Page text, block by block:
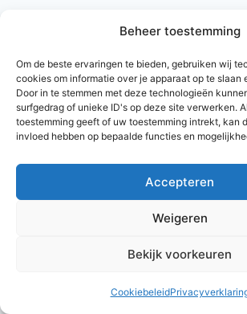
Beheer toestemming
Om de beste ervaringen te bieden, gebruiken wij
cookies om informatie over je apparaat op te slaan
Door in te stemmen met deze technologieën
surfgedrag of unieke ID's op deze site verwerken.
toestemming geeft of uw toestemming intrekt, kan
invloed hebben op bepaalde functies en
Accepteren
Weigeren
Bekijk voorkeuren
Cookiebeleid
© 2026 AlleNamen.nl